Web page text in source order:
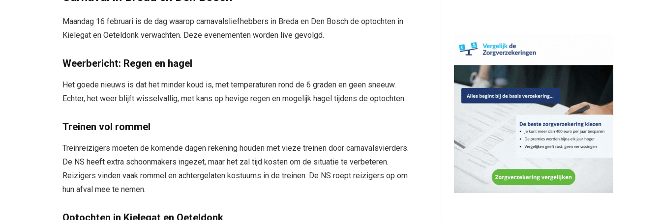
Maandag 16 februari is de dag waarop carnavalsliefhebbers in Breda en Den Bosch de optochten in
Kielegat en Oeteldonk verwachten. Deze evenementen worden live gevolgd.
Weerbericht: Regen en hagel
Het goede nieuws is dat het minder koud is, met temperaturen rond de 6 graden en geen sneeuw.
Echter, het weer blijft wisselvallig, met kans op hevige regen en mogelijk hagel tijdens de optochten.
Treinen vol rommel
Treinreizigers moeten de komende dagen rekening houden met vieze treinen door carnavalsvierders.
De NS heeft extra schoonmakers ingezet, maar het zal tijd kosten om de situatie te verbeteren.
Reizigers vinden vaak rommel en achtergelaten kostuums in de treinen. De NS roept reizigers op om
hun afval mee te nemen.
Optochten in Kielegat en Oeteldonk